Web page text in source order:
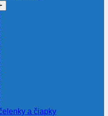
a čiapky